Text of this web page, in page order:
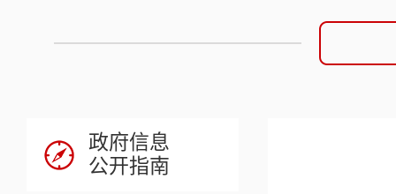
政府信息
公开指南